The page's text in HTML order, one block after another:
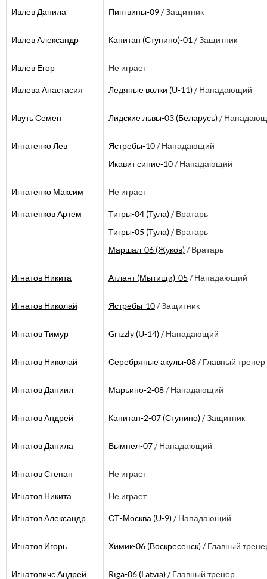
Ивлев Данила Пингвины-09 / Защитник
Ивлев Александр Капитан (Ступино)-01 / Защитник
Ивлев Егор Не играет
Ивлева Анастасия Ледяные волки (U-11) / Нападающий
Ивуть Семен Лидские львы-03 (Беларусь) /
Игнатенко Лев Ястребы-10 / Нападающий
Икавит синие-10 / Нападающий
Игнатенко Максим Не играет
Игнатенков Артем Тигры-04 (Тула) / Вратарь
Тигры-05 (Тула) / Вратарь
Маршал-06 (Жуков) / Вратарь
Игнатов Никита Атлант (Мытищи)-05 / Нападающий
Игнатов Николай Ястребы-10 / Защитник
Игнатов Тимур Grizzly (U-14) / Нападающий
Игнатов Николай Серебряные акулы-08 / Главный тренер
Игнатов Даниил Марьино-2-08 / Нападающий
Игнатов Андрей Капитан-2-07 (Ступино) / Защитник
Игнатов Данила Вымпел-07 / Нападающий
Игнатов Степан Не играет
Игнатов Никита Не играет
Игнатов Александр СТ-Москва (U-9) / Нападающий
Игнатов Игорь Химик-06 (Воскресенск) / Главный
Игнатовичс Андрей Riga-06 (Latvia) / Главный тренер